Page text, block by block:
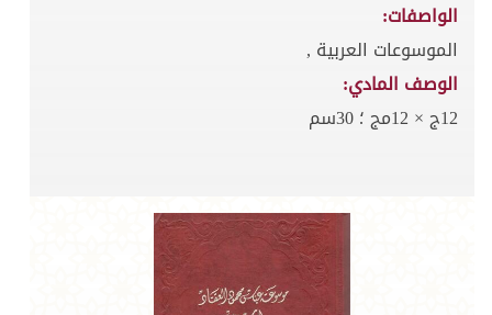
الواصفات:
الموسوعات العربية ,
الوصف المادي:
12ج × 12مج ؛ 30سم